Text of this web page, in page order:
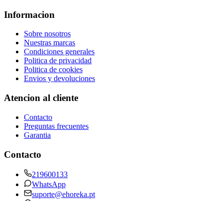
Informacion
Sobre nosotros
Nuestras marcas
Condiciones generales
Politica de privacidad
Politica de cookies
Envios y devoluciones
Atencion al cliente
Contacto
Preguntas frecuentes
Garantia
Contacto
219600133
WhatsApp
suporte@ehoreka.pt